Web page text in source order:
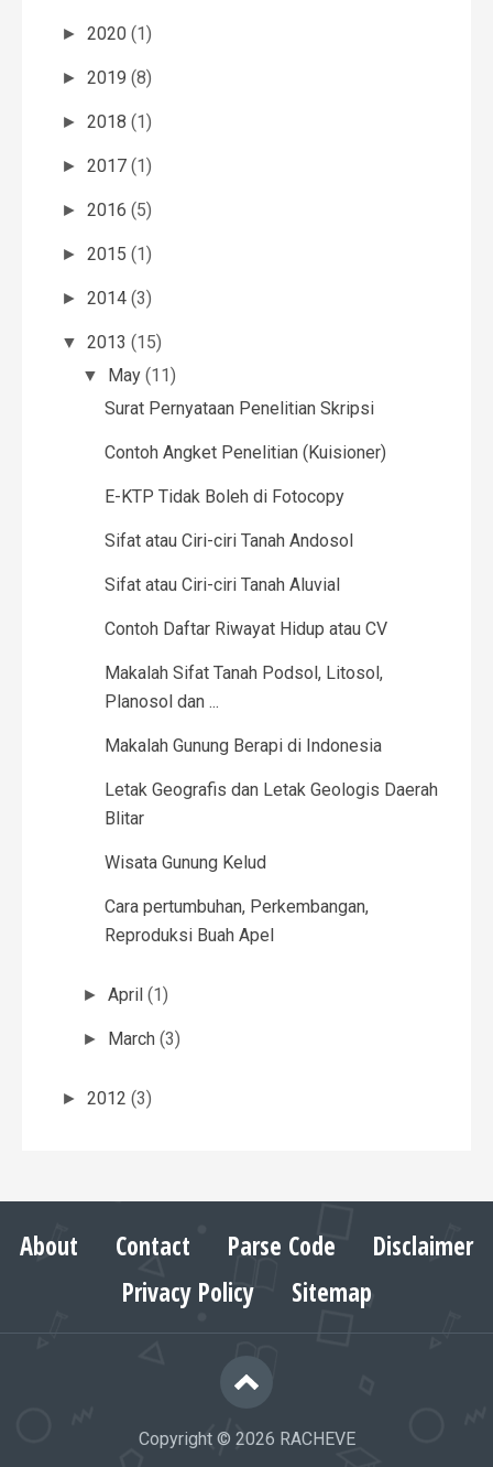
► 2020 (1)
► 2019 (8)
► 2018 (1)
► 2017 (1)
► 2016 (5)
► 2015 (1)
► 2014 (3)
▼ 2013 (15)
▼ May(11)
Surat Pernyataan Penelitian Skripsi
Contoh Angket Penelitian (Kuisioner)
E-KTP Tidak Boleh di Fotocopy
Sifat atau Ciri-ciri Tanah Andosol
Sifat atau Ciri-ciri Tanah Aluvial
Contoh Daftar Riwayat Hidup atau CV
Makalah Sifat Tanah Podsol, Litosol,
Planosol dan ...
Makalah Gunung Berapi di Indonesia
Letak Geografis dan Letak Geologis Daerah
Blitar
Wisata Gunung Kelud
Cara pertumbuhan, Perkembangan,
Reproduksi Buah Apel
►April(1)
► March(3)
► 2012 (3)
About Contact Parse Code
Disclaimer
Privacy Policy
Sitemap
Copyright © 2026 RACHEVE